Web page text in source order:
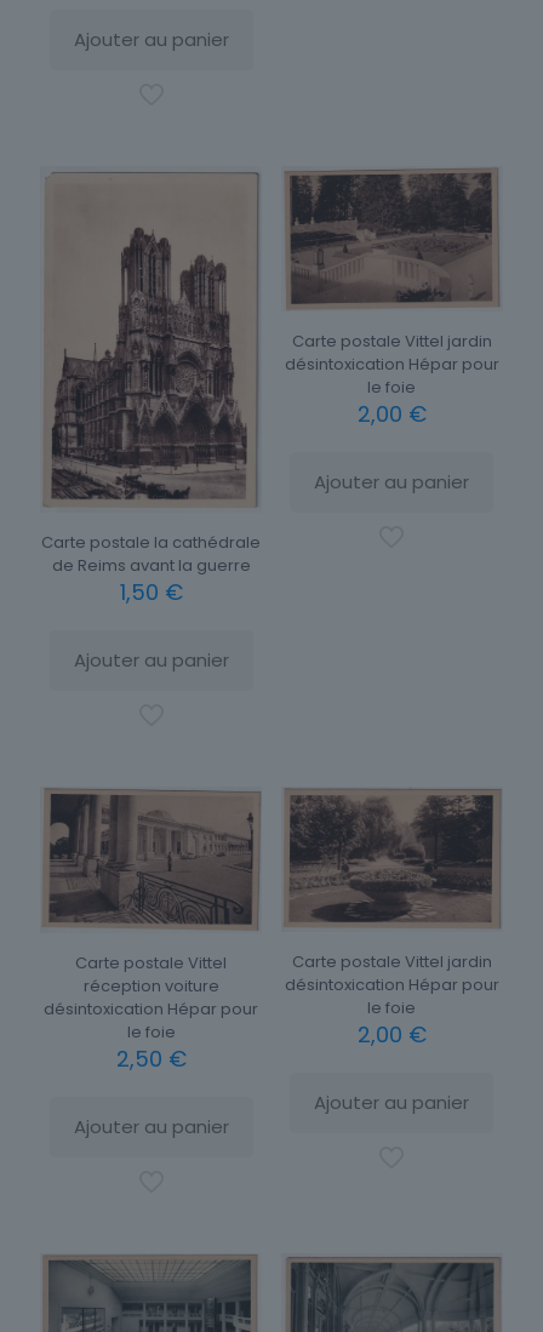
Ajouter au panier
Carte postale la cathédrale
de Reims avant la guerre
1,50 €
Ajouter au panier
Carte postale Vittel jardin
désintoxication Hépar pour
le foie
2,00 €
Ajouter au panier
Carte postale Vittel
réception voiture
désintoxication Hépar pour
le foie
2,50 €
Ajouter au panier
Carte postale Vittel jardin
désintoxication Hépar pour
le foie
2,00 €
Ajouter au panier